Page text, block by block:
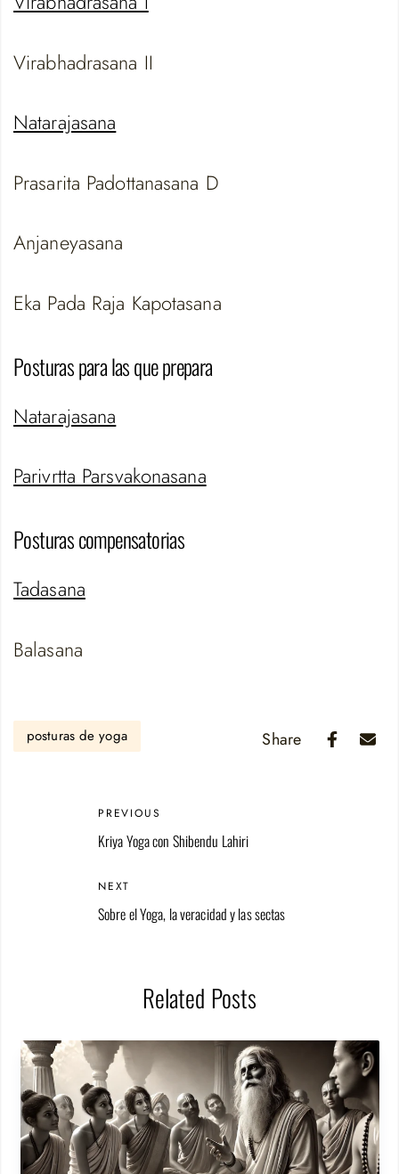
Virabhadrasana II
Natarajasana
Prasarita Padottanasana D
Anjaneyasana
Eka Pada Raja Kapotasana
Posturas para las que prepara
Natarajasana
Parivrtta Parsvakonasana
Posturas compensatorias
Tadasana
Balasana
posturas de yoga Share
PREVIOUS
Kriya Yoga con Shibendu Lahiri
NEXT
Sobre el Yoga, la veracidad y las sectas
Related Posts